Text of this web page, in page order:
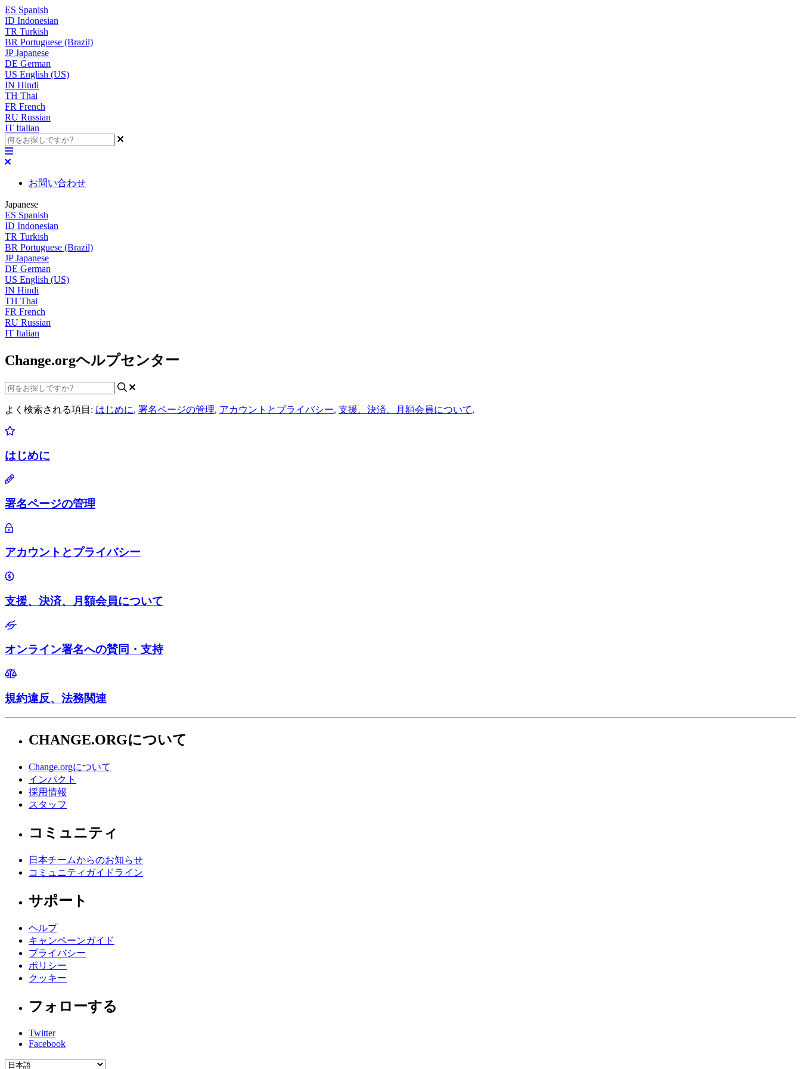
ES Spanish
ID Indonesian
TR Turkish
BR Portuguese (Brazil)
JP Japanese
DE German
US English (US)
IN Hindi
TH Thai
FR French
RU Russian
IT Italian
お問い合わせ
Japanese
ES Spanish
ID Indonesian
TR Turkish
BR Portuguese (Brazil)
JP Japanese
DE German
US English (US)
IN Hindi
TH Thai
FR French
RU Russian
IT Italian
Change.orgヘルプセンター
よく検索される項目: はじめに, 署名ページの管理, アカウントとプライバシー, 支援、決済、月額会員について,
はじめに
署名ページの管理
アカウントとプライバシー
支援、決済、月額会員について
オンライン署名への賛同・支持
規約違反、法務関連
CHANGE.ORGについて
Change.orgについて
インパクト
採用情報
スタッフ
コミュニティ
日本チームからのお知らせ
コミュニティガイドライン
サポート
ヘルプ
キャンペーンガイド
プライバシー
ポリシー
クッキー
フォローする
Twitter
Facebook